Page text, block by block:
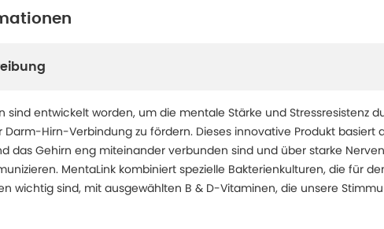
sind entwickelt worden, um die mentale Stärke und Stressresistenz
Darm-Hirn-Verbindung zu fördern. Dieses innovative Produkt basiert
das Gehirn eng miteinander verbunden sind und über starke
MentaLink kombiniert spezielle Bakterienkulturen, die für
wichtig sind, mit ausgewählten B & D-Vitaminen, die unsere